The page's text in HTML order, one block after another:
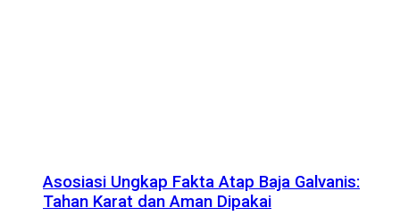
Asosiasi Ungkap Fakta Atap Baja Galvanis:
Tahan Karat dan Aman Dipakai